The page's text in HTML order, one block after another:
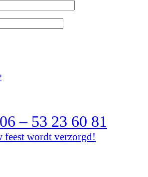
– 53 23 60 81
feest wordt verzorgd!